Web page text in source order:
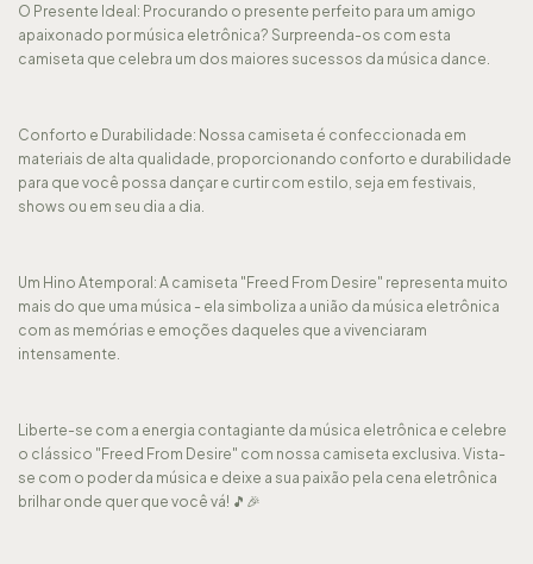
O Presente Ideal: Procurando o presente perfeito para um amigo
apaixonado por música eletrônica? Surpreenda-os com esta
camiseta que celebra um dos maiores sucessos da música dance.
Conforto e Durabilidade: Nossa camiseta é confeccionada em
materiais de alta qualidade, proporcionando conforto e durabilidade
para que você possa dançar e curtir com estilo, seja em festivais,
shows ou em seu dia a dia.
Um Hino Atemporal: A camiseta "Freed From Desire" representa muito
mais do que uma música - ela simboliza a união da música eletrônica
com as memórias e emoções daqueles que a vivenciaram
intensamente.
Liberte-se com a energia contagiante da música eletrônica e celebre
o clássico "Freed From Desire" com nossa camiseta exclusiva. Vista-
se com o poder da música e deixe a sua paixão pela cena eletrônica
brilhar onde quer que você vá! 🎵🎉